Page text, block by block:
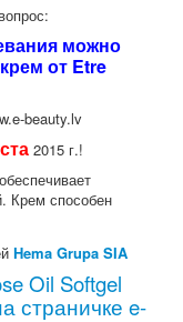
можно
от Etre
beauty.lv
2015 г.!
обеспечивает
Крем способен
Hema Grupa SIA
Oil Softgel
страничке e-